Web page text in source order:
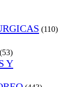
(110)
(53)
Y